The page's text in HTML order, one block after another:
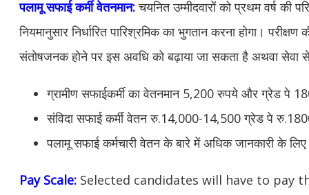
पलामू सफाई कर्मी वेतनमान:चयनित उम्मीदवारों को प्रथम वर्ष की
नियमानुसार निर्धारित पारिश्रमिक का भुगतान करना होगा।
संतोषजनक होने पर इस अवधि को बढ़ाया जा सकता है अथवा सेवा
ग्रामीण सफाईकर्मी का वेतनमान 5,200 रुपये और ग्रेड पे
संविदा सफाई कर्मी वेतन रु.14,000-14,500 ग्रेड पे
पलामू सफाई कर्मचारी वेतन के बारे में अधिक जानकारी के
Pay Scale: Selected candidates will have to pay